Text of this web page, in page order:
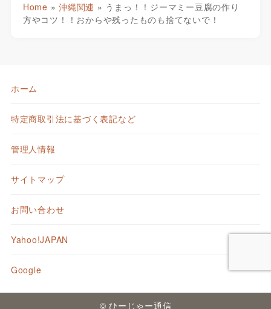
Home » 沖縄関連 » うまっ！！ジーマミー豆腐の作り
方やコツ！！おからや残ったものも捨てないで！
ホーム
特定商取引法に基づく表記など
管理人情報
サイトマップ
お問い合わせ
Yahoo!JAPAN
Google
© ひーじゃー通信